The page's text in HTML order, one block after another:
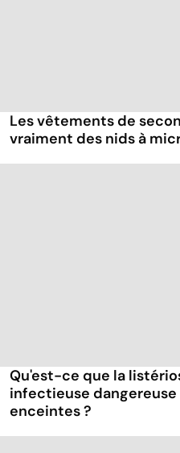
Les vêtements de
vraiment des nids à
Qu'est-ce que la
infectieuse
enceintes ?